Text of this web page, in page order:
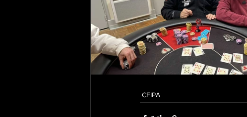
CFIPA